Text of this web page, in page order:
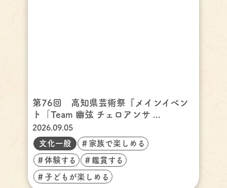
第76回 高知県芸術祭『メインイベン
ト「Team 幽弦 チェロアンサ ...
2026.09.05
文化一般
＃家族で楽しめる
＃体験する ＃鑑賞する
＃子どもが楽しめる